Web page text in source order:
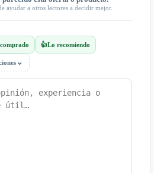
ayudar a otros lectores a decidir mejor.
👍Lo recomiendo
⌄